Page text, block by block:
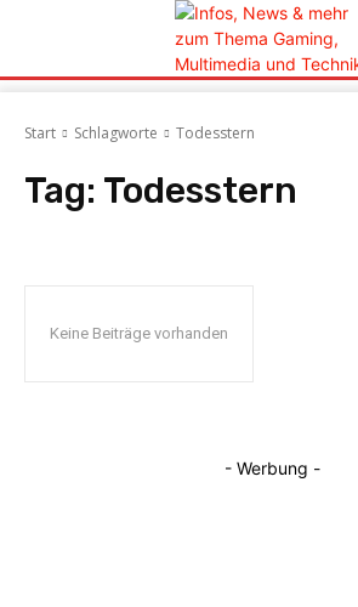
Start Schlagworte Todesstern
Tag: Todesstern
Keine Beiträge vorhanden
- Werbung -